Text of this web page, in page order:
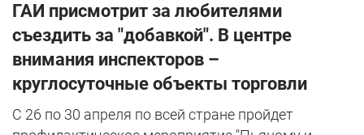
ГАИ присмотрит за любителями
съездить за "добавкой". В центре
внимания инспекторов –
круглосуточные объекты торговли
С 26 по 30 апреля по всей стране пройдет